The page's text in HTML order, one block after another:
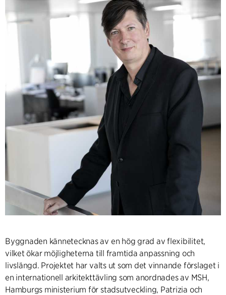
Byggnaden kännetecknas av en hög grad av flexibilitet,
vilket ökar möjligheterna till framtida anpassning och
livslängd. Projektet har valts ut som det vinnande förslaget i
en internationell arkitekttävling som anordnades av MSH,
Hamburgs ministerium för stadsutveckling, Patrizia och